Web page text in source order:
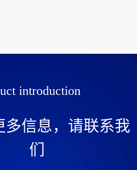
introduction
多信息，请联系我
们